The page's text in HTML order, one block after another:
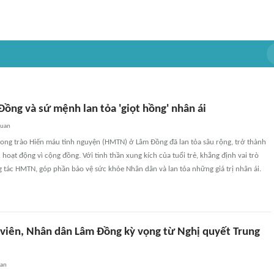
và sứ mệnh lan tỏa 'giọt hồng' nhân ái
trào Hiến máu tình nguyện (HMTN) ở Lâm Đồng đã lan tỏa sâu rộng, trở thành
hoạt động vì cộng đồng. Với tinh thần xung kích của tuổi trẻ, khẳng định vai trò
HMTN, góp phần bảo vệ sức khỏe Nhân dân và lan tỏa những giá trị nhân ái.
Nhân dân Lâm Đồng kỳ vọng từ Nghị quyết Trung